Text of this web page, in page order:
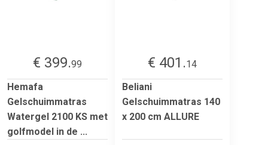
€ 399.99
Hemafa
Gelschuimmatras
Watergel 2100 KS met
golfmodel in de ...
€ 401.14
Beliani
Gelschuimmatras 140
x 200 cm ALLURE